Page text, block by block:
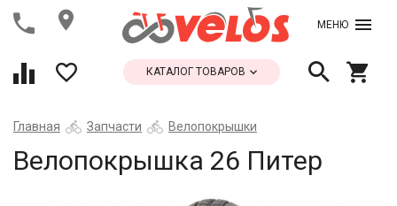
МЕНЮ
КАТАЛОГ ТОВАРОВ
Главная Запчасти Велопокрышки
Велопокрышка 26 Питер